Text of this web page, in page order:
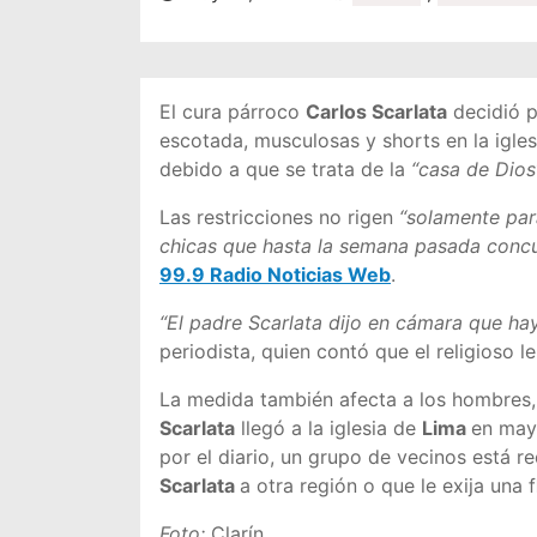
El cura párroco Carlos Scarlata decidió
escotada, musculosas y shorts en la
debido a que se trata de la “casa de
Las restricciones no rigen “solamente
chicas que hasta la semana pasada
99.9 Radio Noticias Web.
“El padre Scarlata dijo en cámara que
periodista, quien contó que el religioso
La medida también afecta a los
Scarlata llegó a la iglesia de Lima en
por el diario, un grupo de vecinos está
Scarlata a otra región o que le exija una